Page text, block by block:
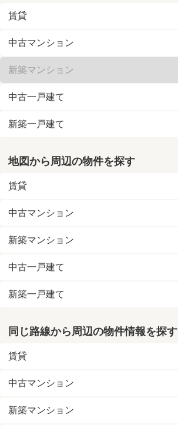
賃貸
中古マンション
新築マンション
中古一戸建て
新築一戸建て
地図から周辺の物件を探す
賃貸
中古マンション
新築マンション
中古一戸建て
新築一戸建て
同じ路線から周辺の物件情報を探す
賃貸
中古マンション
新築マンション